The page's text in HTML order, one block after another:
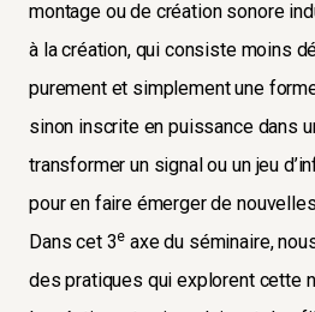
montage ou de création sonore
à la création, qui consiste moins
purement et simplement une
sinon inscrite en puissance dans
transformer un signal ou un jeu
pour en faire émerger de
Dans cet 3e axe du séminaire,
des pratiques qui explorent cette